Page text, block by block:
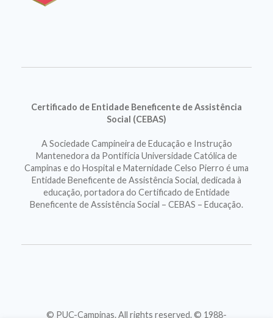
Certificado de Entidade Beneficente de Assistência
Social (CEBAS)
A Sociedade Campineira de Educação e Instrução
Mantenedora da Pontifícia Universidade Católica de
Campinas e do Hospital e Maternidade Celso Pierro é uma
Entidade Beneficente de Assistência Social, dedicada à
educação, portadora do Certificado de Entidade
Beneficente de Assistência Social – CEBAS – Educação.
© PUC-Campinas. All rights reserved. © 1988-